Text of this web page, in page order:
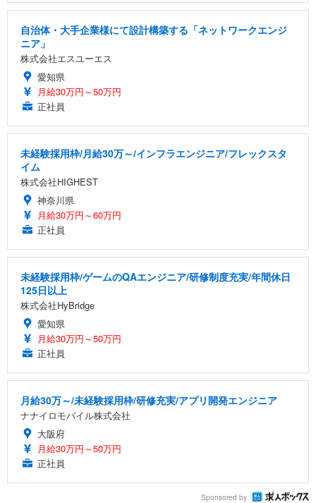
自治体・大手企業様にて設計構築する「ネットワークエンジ
ニア」
株式会社エスユーエス
愛知県
月給30万円～50万円
正社員
未経験採用枠/月給30万～/インフラエンジニア/フレックスタ
イム
株式会社HIGHEST
神奈川県
月給30万円～60万円
正社員
未経験採用枠/ゲームのQAエンジニア/研修制度充実/年間休日
125日以上
株式会社HyBridge
愛知県
月給30万円～50万円
正社員
月給30万～/未経験採用枠/研修充実/アプリ開発エンジニア
ナナイロモバイル株式会社
大阪府
月給30万円～50万円
正社員
Sponsored by